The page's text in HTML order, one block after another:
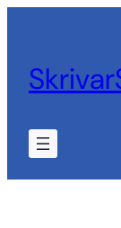
innehåll